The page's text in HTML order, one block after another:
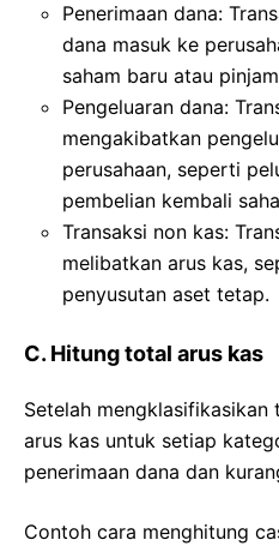
Penerimaan dana:
dana masuk ke
saham baru atau
Pengeluaran dana:
mengakibatkan
perusahaan, seperti
pembelian kembali
Transaksi non kas:
melibatkan arus kas,
penyusutan aset tetap.
C. Hitung total arus kas
Setelah
arus kas untuk setiap
penerimaan dana dan
Contoh cara menghitung